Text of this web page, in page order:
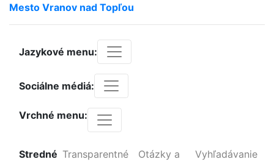
Mesto Vranov nad Topľou
Jazykové menu:
Sociálne médiá:
Vrchné menu:
Stredné Transparentné
Otázky a
Vyhľadávanie